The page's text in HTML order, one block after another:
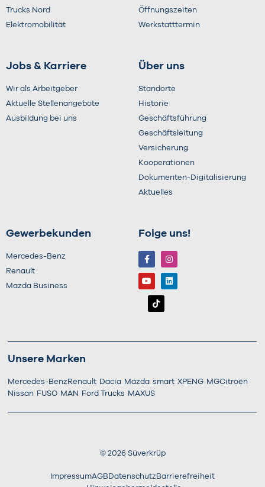
Trucks Nord
Elektromobilität
Öffnungszeiten
Werkstatttermin
Jobs & Karriere
Wir als Arbeitgeber
Aktuelle Stellenangebote
Ausbildung bei uns
Über uns
Standorte
Historie
Geschäftsführung
Geschäftsleitung
Versicherung
Kooperationen
Dokumenten-Digitalisierung
Aktuelles
Gewerbekunden
Mercedes-Benz
Renault
Mazda Business
Folge uns!
Unsere Marken
Mercedes-Benz Renault Dacia Mazda smart XPENG MGCitroën
Nissan FUSO MAN Ford Trucks MAXUS
© 2026Süverkrüp
ImpressumAGB Datenschutz Barrierefreiheit